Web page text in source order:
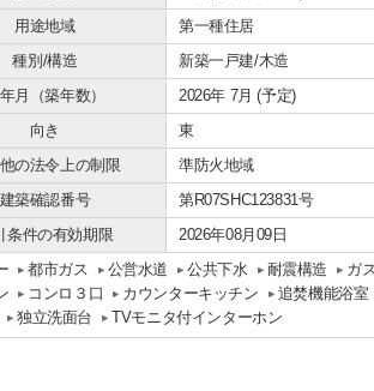
用途地域
第一種住居
種別/構造
新築一戸建/木造
月（築年数）
2026年 7月 (予定)
向き
東
の法令上の制限
準防火地域
建築確認番号
第R07SHC123831号
条件の有効期限 2026年08月09日
都市ガス 公営水道 公共下水 耐震構造
ガ
コンロ３口 カウンターキッチン
追焚機能浴室
独立洗面台 TVモニタ付インターホン